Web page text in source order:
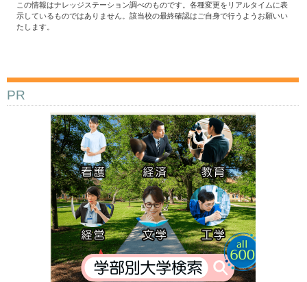
この情報はナレッジステーション調べのものです。各種変更をリアルタイムに表
示しているものではありません。該当校の最終確認はご自身で行うようお願いい
たします。
PR